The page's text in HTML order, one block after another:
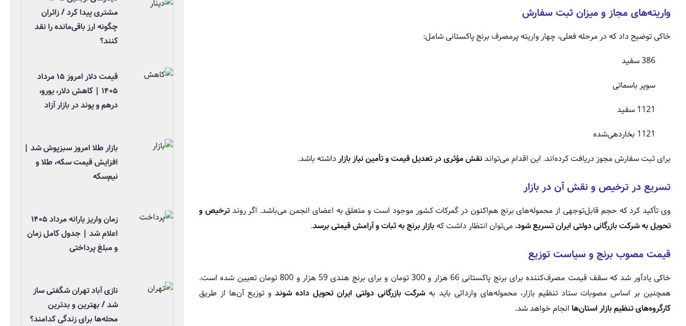
واریته‌های مجاز و میزان ثبت سفارش
خاکی توضیح داد که در مرحله فعلی، چهار واریته پرمصرف برنج پاکستانی شامل:
386 سفید
سوپر باسماتی
1121 سفید
1121 بخاردهی‌شده
برای ثبت سفارش مجوز دریافت کرده‌اند. این اقدام می‌تواندنقش مؤثری در تعدیل قیمت و تأمین نیاز بازار داشته باشد.
تسریع در ترخیص و نقش آن در بازار
وی تأکید کرد که حجم قابل‌توجهی از محموله‌های برنج هم‌اکنون در گمرکات کشور موجود است و متعلق به اعضای انجمن می‌باشد. اگر روندترخیص و
تحویل به شرکت بازرگانی دولتی ایران تسریع شود، می‌توان انتظار داشت کهبازار برنج به ثبات و آرامش قیمتی برسد.
قیمت مصوب برنج و سیاست توزیع
خاکی یادآور شد که سقف قیمت مصرف‌کننده برای برنج پاکستانی 66 هزار و 300 تومان و برای برنج هندی 59 هزار و 800 تومان تعیین شده است.
همچنین بر اساس مصوبات ستاد تنظیم بازار، محموله‌های وارداتی باید به شرکت بازرگانی دولتی ایران تحویل داده شوند و توزیع آن‌ها از طریق
کارگروه‌های تنظیم بازار استان‌ها انجام خواهد شد.
مشتری پیدا کرد / زائران
چگونه ارز باقی‌مانده را نقد
کنند؟
قیمت دلار امروز ۱۵ مرداد
۱۴۰۵ | کاهش دلار، یورو،
درهم و پوند در بازار آزاد
بازار طلا امروز سبزپوش شد |
افزایش قیمت سکه، طلا و
نیم‌سکه
زمان واریز یارانه مرداد ۱۴۰۵
اعلام شد | جدول کامل زمان
و مبلغ پرداختی
نازی آباد تهران شگفتی ساز
شد / بهترین و بدترین
محله‌ها برای زندگی کدامند؟